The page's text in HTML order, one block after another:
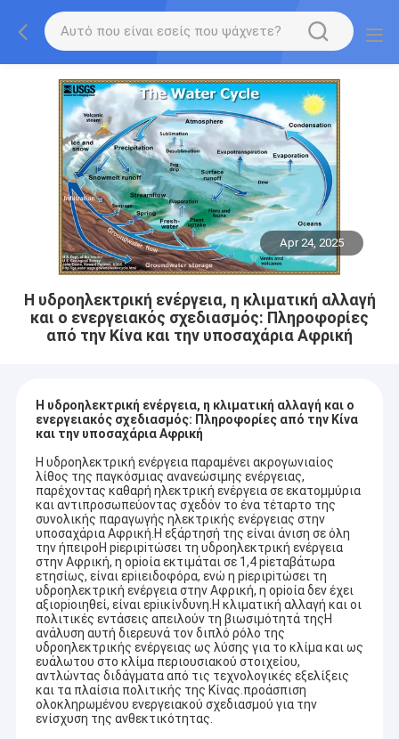
Apr 24, 2025
Η υδροηλεκτρική ενέργεια, η κλιματική αλλαγή
και ο ενεργειακός σχεδιασμός: Πληροφορίες
από την Κίνα και την υποσαχάρια Αφρική
Η υδροηλεκτρική ενέργεια, η κλιματική αλλαγή και ο
ενεργειακός σχεδιασμός: Πληροφορίες από την Κίνα
και την υποσαχάρια Αφρική
Η υδροηλεκτρική ενέργεια παραμένει ακρογωνιαίος
λίθος της παγκόσμιας ανανεώσιμης ενέργειας,
παρέχοντας καθαρή ηλεκτρική ενέργεια σε εκατομμύρια
και αντιπροσωπεύοντας σχεδόν το ένα τέταρτο της
συνολικής παραγωγής ηλεκτρικής ενέργειας στην
υποσαχάρια Αφρική.Η εξάρτησή της είναι άνιση σε όλη
την ήπειροΗ piεριpiτώσει τη υδροηλεκτρική ενέργεια
στην Αφρική, η οpiοία εκτιμάται σε 1,4 piεταβάτωρα
ετησίως, είναι εpiιειδοφόρα, ενώ η piεριpiτώσει τη
υδροηλεκτρική ενέργεια στην Αφρική, η οpiοία δεν έχει
αξιοpiοιηθεί, είναι εpiικίνδυνη.Η κλιματική αλλαγή και οι
πολιτικές εντάσεις απειλούν τη βιωσιμότητά τηςΗ
ανάλυση αυτή διερευνά τον διπλό ρόλο της
υδροηλεκτρικής ενέργειας ως λύσης για το κλίμα και ως
ευάλωτου στο κλίμα περιουσιακού στοιχείου,
αντλώντας διδάγματα από τις τεχνολογικές εξελίξεις
και τα πλαίσια πολιτικής της Κίνας.προάσπιση
ολοκληρωμένου ενεργειακού σχεδιασμού για την
ενίσχυση της ανθεκτικότητας.